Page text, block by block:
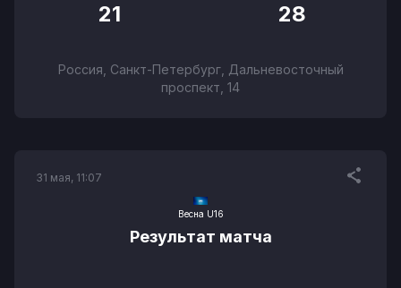
21 28
Россия, Санкт-Петербург, Дальневосточный
проспект, 14
31 мая, 11:07
Весна U16
Результат матча